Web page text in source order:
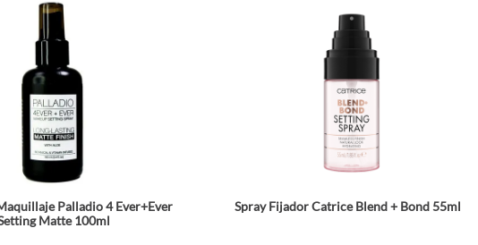
Palladio 4 Ever+Ever
Matte 100ml
Spray Fijador Catrice Blend + Bond 55ml